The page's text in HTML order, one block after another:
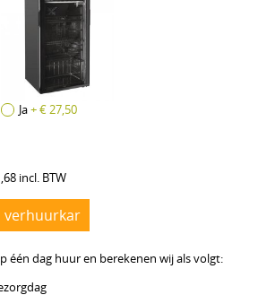
Ja+ € 27,50
incl. BTW
verhuurkar
één dag huur en berekenen wij als volgt: